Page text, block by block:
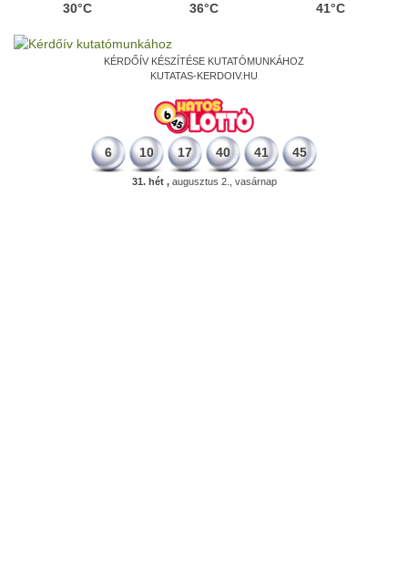
30°C 36°C 41°C
KÉRDŐÍV KÉSZÍTÉSE KUTATÓMUNKÁHOZ
KUTATAS-KERDOIV.HU
6 10 17 40 41 45
31. hét ,augusztus 2., vasárnap